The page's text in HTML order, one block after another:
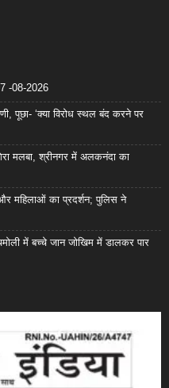
-08-2026
पूछा- ‘क्या विरोध स्थल बंद करने पर
मलबा, श्रीनगर में अलकनंदा का
महिलाओं का प्रदर्शन; पुलिस ने
में बच्चे जान जोखिम में डालकर पार